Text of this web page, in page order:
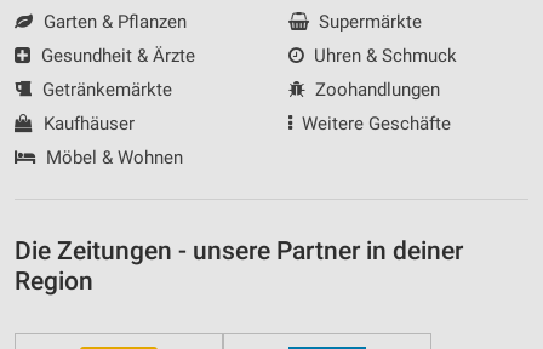
Garten & Pflanzen
Gesundheit & Ärzte
Getränkemärkte
Kaufhäuser
Möbel & Wohnen
Supermärkte
Uhren & Schmuck
Zoohandlungen
Weitere Geschäfte
Die Zeitungen - unsere Partner in deiner
Region